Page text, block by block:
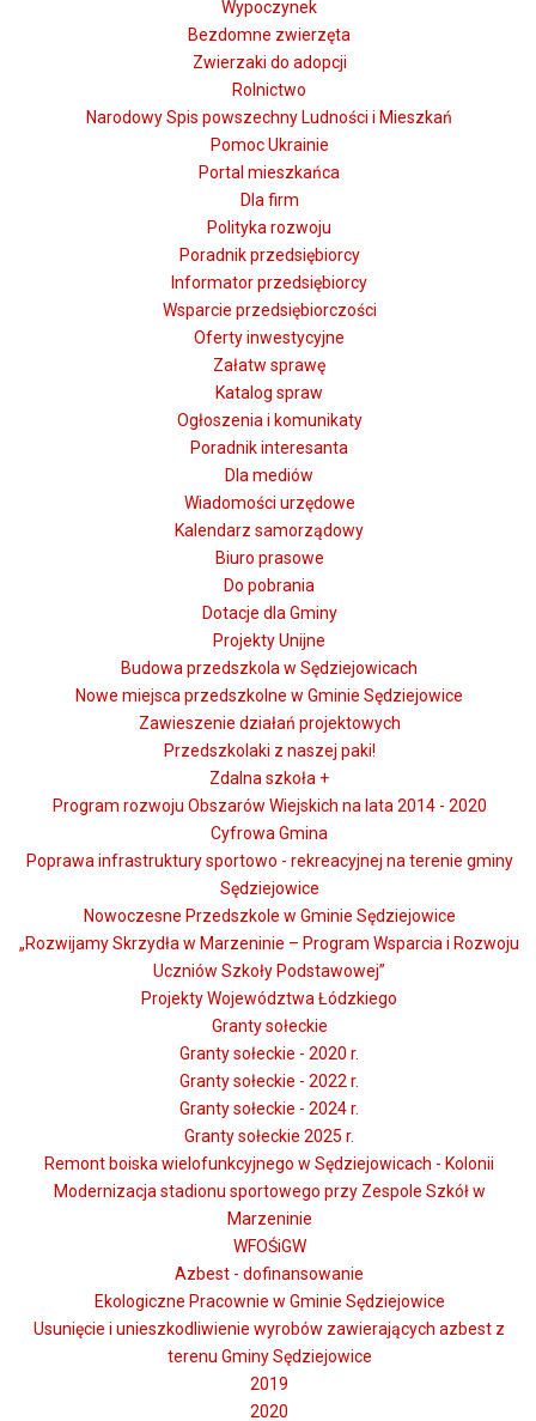
Wypoczynek
Bezdomne zwierzęta
Zwierzaki do adopcji
Rolnictwo
Narodowy Spis powszechny Ludności i Mieszkań
Pomoc Ukrainie
Portal mieszkańca
Dla firm
Polityka rozwoju
Poradnik przedsiębiorcy
Informator przedsiębiorcy
Wsparcie przedsiębiorczości
Oferty inwestycyjne
Załatw sprawę
Katalog spraw
Ogłoszenia i komunikaty
Poradnik interesanta
Dla mediów
Wiadomości urzędowe
Kalendarz samorządowy
Biuro prasowe
Do pobrania
Dotacje dla Gminy
Projekty Unijne
Budowa przedszkola w Sędziejowicach
Nowe miejsca przedszkolne w Gminie Sędziejowice
Zawieszenie działań projektowych
Przedszkolaki z naszej paki!
Zdalna szkoła +
Program rozwoju Obszarów Wiejskich na lata 2014 - 2020
Cyfrowa Gmina
Poprawa infrastruktury sportowo - rekreacyjnej na terenie gminy
Sędziejowice
Nowoczesne Przedszkole w Gminie Sędziejowice
„Rozwijamy Skrzydła w Marzeninie – Program Wsparcia i Rozwoju
Uczniów Szkoły Podstawowej”
Projekty Województwa Łódzkiego
Granty sołeckie
Granty sołeckie - 2020 r.
Granty sołeckie - 2022 r.
Granty sołeckie - 2024 r.
Granty sołeckie 2025 r.
Remont boiska wielofunkcyjnego w Sędziejowicach - Kolonii
Modernizacja stadionu sportowego przy Zespole Szkół w
Marzeninie
WFOŚiGW
Azbest - dofinansowanie
Ekologiczne Pracownie w Gminie Sędziejowice
Usunięcie i unieszkodliwienie wyrobów zawierających azbest z
terenu Gminy Sędziejowice
2019
2020